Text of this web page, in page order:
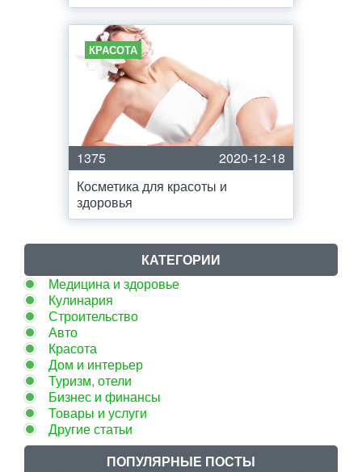
КРАСОТА
1375
2020-12-18
Косметика для красоты и
здоровья
КАТЕГОРИИ
Медицина и здоровье
Кулинария
Строительство
Авто
Красота
Дом и интерьер
Туризм, отели
Бизнес и финансы
Товары и услуги
Другие статьи
ПОПУЛЯРНЫЕ ПОСТЫ